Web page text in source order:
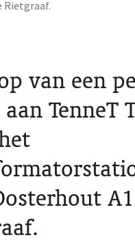
Rietgraaf.
van een
TenneT